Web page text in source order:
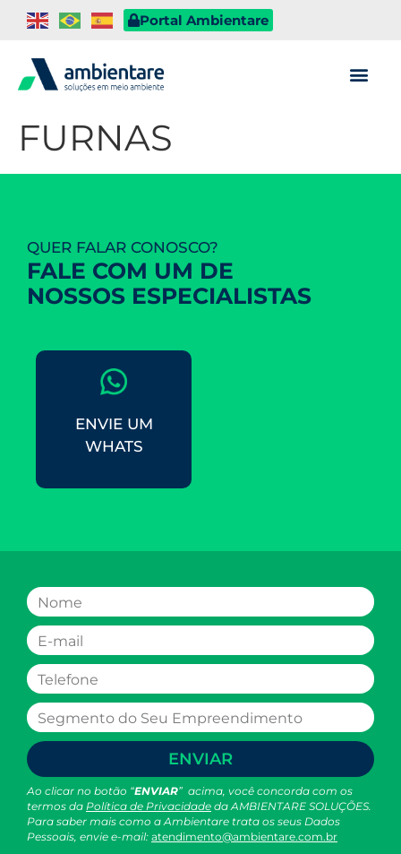
Portal Ambientare
FURNAS
QUER FALAR CONOSCO?
FALE COM UM DE
NOSSOS ESPECIALISTAS
ENVIE UM
WHATS
ENVIAR
Ao clicar no botão “ENVIAR” acima, você concorda com os
termos da Política de Privacidade da AMBIENTARE SOLUÇÕES.
Para saber mais como a Ambientare trata os seus Dados
Pessoais, envie e-mail: atendimento@ambientare.com.br